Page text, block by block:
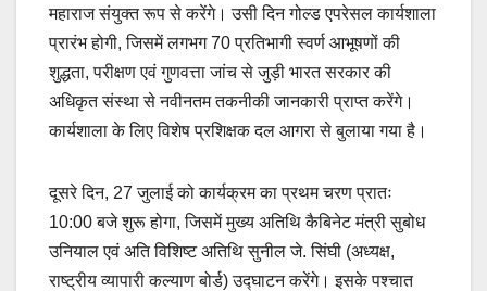
महाराज संयुक्त रूप से करेंगे। उसी दिन गोल्ड एपरेसल कार्यशाला
प्रारंभ होगी, जिसमें लगभग 70 प्रतिभागी स्वर्ण आभूषणों की
शुद्धता, परीक्षण एवं गुणवत्ता जांच से जुड़ी भारत सरकार की
अधिकृत संस्था से नवीनतम तकनीकी जानकारी प्राप्त करेंगे।
कार्यशाला के लिए विशेष प्रशिक्षक दल आगरा से बुलाया गया है।
दूसरे दिन, 27 जुलाई को कार्यक्रम का प्रथम चरण प्रातः
10:00 बजे शुरू होगा, जिसमें मुख्य अतिथि कैबिनेट मंत्री सुबोध
उनियाल एवं अति विशिष्ट अतिथि सुनील जे. सिंघी (अध्यक्ष,
राष्ट्रीय व्यापारी कल्याण बोर्ड) उद्घाटन करेंगे। इसके पश्चात